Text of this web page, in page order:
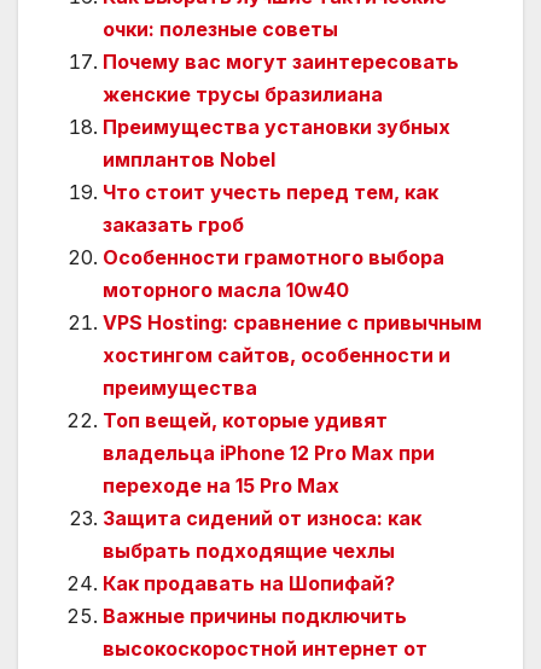
очки: полезные советы
Почему вас могут заинтересовать
женские трусы бразилиана
Преимущества установки зубных
имплантов Nobel
Что стоит учесть перед тем, как
заказать гроб
Особенности грамотного выбора
моторного масла 10w40
VPS Hosting: сравнение с привычным
хостингом сайтов, особенности и
преимущества
Топ вещей, которые удивят
владельца iPhone 12 Pro Max при
переходе на 15 Pro Max
Защита сидений от износа: как
выбрать подходящие чехлы
Как продавать на Шопифай?
Важные причины подключить
высокоскоростной интернет от